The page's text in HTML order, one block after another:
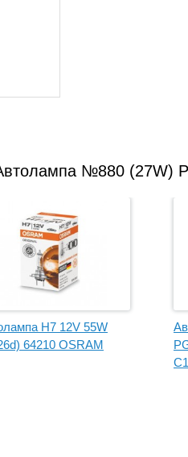
№880 (27W)
H7 12V 55W
64210 OSRAM
C1